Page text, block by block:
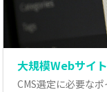
大規模Webサイ
CMS選定に必要な